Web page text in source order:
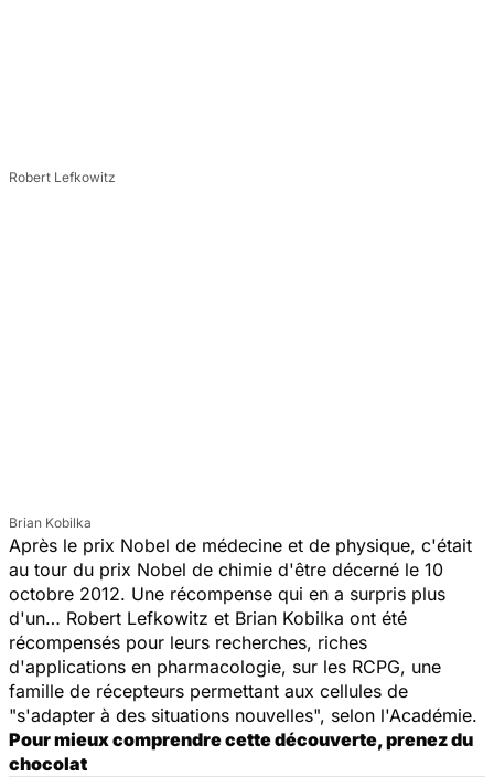
Robert Lefkowitz
Brian Kobilka
Après le prix Nobel de médecine et de physique, c'était
au tour du prix Nobel de chimie d'être décerné le 10
octobre 2012. Une récompense qui en a surpris plus
d'un… Robert Lefkowitz et Brian Kobilka ont été
récompensés pour leurs recherches, riches
d'applications en pharmacologie, sur les RCPG, une
famille de récepteurs permettant aux cellules de
"s'adapter à des situations nouvelles", selon l'Académie.
Pour mieux comprendre cette découverte, prenez du
chocolat